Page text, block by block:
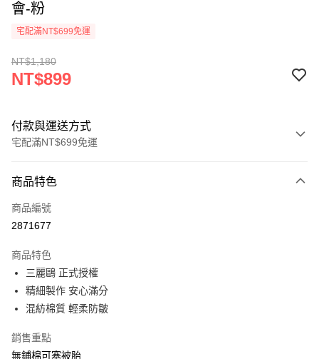
會-粉
宅配滿NT$699免運
NT$1,180
NT$899
付款與運送方式
宅配滿NT$699免運
信用卡一次付款
LINE Pay
街口支付
悠遊付
ATM付款
商品特色
商品編號
2871677
商品特色
三麗鷗 正式授權
精細製作 安心滿分
混紡棉質 輕柔防皺
銷售重點
無鋪棉可塞被胎